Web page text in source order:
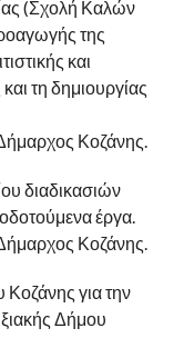
(Σχολή Καλών
της
και
τη δημιουργίας
Κοζάνης.
διαδικασιών
έργα.
Κοζάνης.
για την
Δήμου